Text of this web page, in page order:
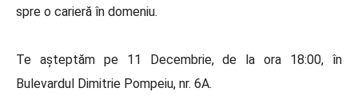
spre o carieră în domeniu.
Te aşteptăm pe 11 Decembrie, de la ora 18:00, în
Bulevardul Dimitrie Pompeiu, nr. 6A.